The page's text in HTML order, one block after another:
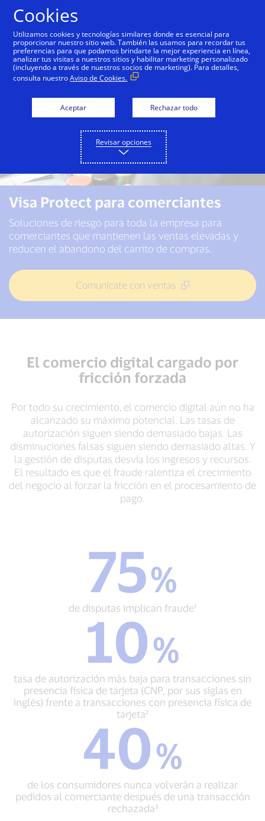
Visa Protect para comerciantes
Soluciones de riesgo para toda la empresa para
comerciantes que mantienen las ventas elevadas y
reducen el abandono del carrito de compras.
Comunícate con ventas
El comercio digital cargado por
fricción forzada
Por todo su crecimiento, el comercio digital aún no ha
alcanzado su máximo potencial. Las tasas de
autorización siguen siendo demasiado bajas. Las
disminuciones falsas siguen siendo demasiado altas. Y
la gestión de disputas desvía los ingresos y recursos.
El resultado es que el fraude ralentiza el crecimiento
del negocio al forzar la fricción en el procesamiento de
pago.
75
%
de
disputas
implican
fraude¹
75%
de disputas implican fraude¹
10
%
tasa
de
autorización
más
baja
para
transacciones
sin
presencia
física
de
(CNP,
por
sus
10%
tasa de autorización más baja para transacciones sin
presencia física de tarjeta (CNP, por sus siglas en
inglés) frente a transacciones con presencia física de
tarjeta²
40
de
los
consumidores
nunca
volverán
a
40%
de los consumidores nunca volverán a realizar
pedidos al comerciante después de una transacción
rechazada³
Cookies
Utilizamos cookies y tecnologías similares donde es esencial para
proporcionar nuestro sitio web. También las usamos para recordar tus
preferencias para que podamos brindarte la mejor experiencia en línea,
analizar tus visitas a nuestros sitios y habilitar marketing personalizado
(incluyendo a través de nuestros socios de marketing). Para detalles,
consulta nuestroAviso de Cookies.
Aceptar Rechazar todo
Revisar opciones